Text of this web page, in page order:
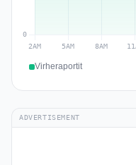
Virheraportit
ADVERTISEMENT